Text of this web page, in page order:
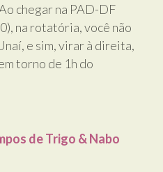
chegar na PAD-DF
na rotatória, você não
e sim, virar à direita,
torno de 1h do
de Trigo & Nabo